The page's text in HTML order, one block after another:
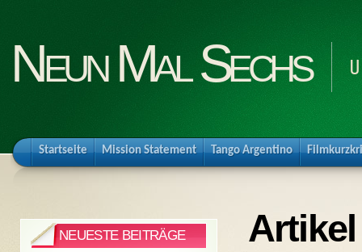
Neun Mal Sechs
Startseite Mission Statement Tango Argentino
NEUESTE BEITRÄGE